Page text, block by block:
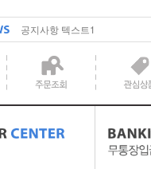
공지사항 텍스트1
직접 입력해주셔야 합니다.
공지사항 텍스트1